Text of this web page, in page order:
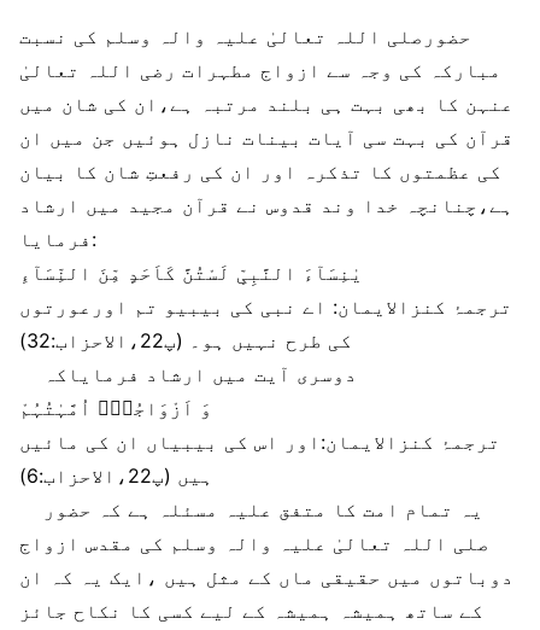
حضورصلی اللہ تعالیٰ علیہ والہ وسلم کی نسبت
مبارکہ کی وجہ سے ازواج مطہرات رضی اللہ تعالیٰ
عنہن کا بھی بہت ہی بلند مرتبہ ہے،ان کی شان میں
قرآن کی بہت سی آیات بینات نازل ہوئیں جن میں ان
کی عظمتوں کا تذکرہ اور ان کی رفعتِ شان کا بیان
ہے،چنانچہ خدا وند قدوس نے قرآن مجید میں ارشاد
فرمایا:
یٰنِسَآءَ النَّبِیِّ لَسْتُنَّ کَاَحَدٍ مِّنَ النِّسَآءِ
ترجمۂ کنزالایمان: اے نبی کی بیبیو تم اورعورتوں
کی طرح نہیں ہو۔ (پ22،الاحزاب:32)
دوسری آیت میں ارشاد فرمایاکہ
وَ اَزْوَاجُہٗۤ اُمَّہٰتُہُمْ
ترجمۂ کنزالایمان:اور اس کی بیبیاں ان کی مائیں
ہیں (پ22،الاحزاب:6)
صلی اللہ تعالیٰ علیہ والہ وسلم کی مقدس ازواج
دوباتوں میں حقیقی ماں کے مثل ہیں ،ایک یہ کہ ان
کے ساتھ ہمیشہ ہمیشہ کے ليے کسی کا نکاح جائز